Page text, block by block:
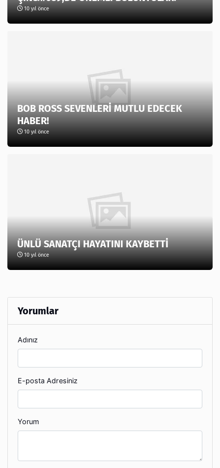
10 yıl önce
BOB ROSS SEVENLERİ MUTLU EDECEK
HABER!
10 yıl önce
ÜNLÜ SANATÇI HAYATINI KAYBETTİ
10 yıl önce
Yorumlar
Adınız
E-posta Adresiniz
Yorum